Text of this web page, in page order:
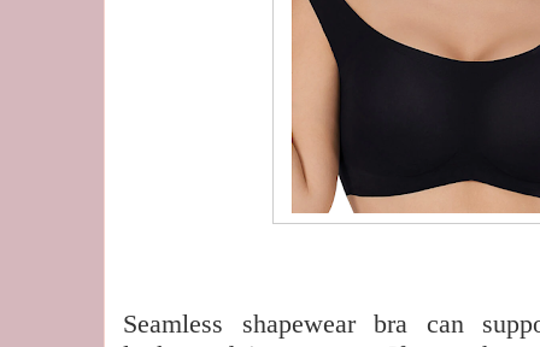
Seamless shapewear bra can